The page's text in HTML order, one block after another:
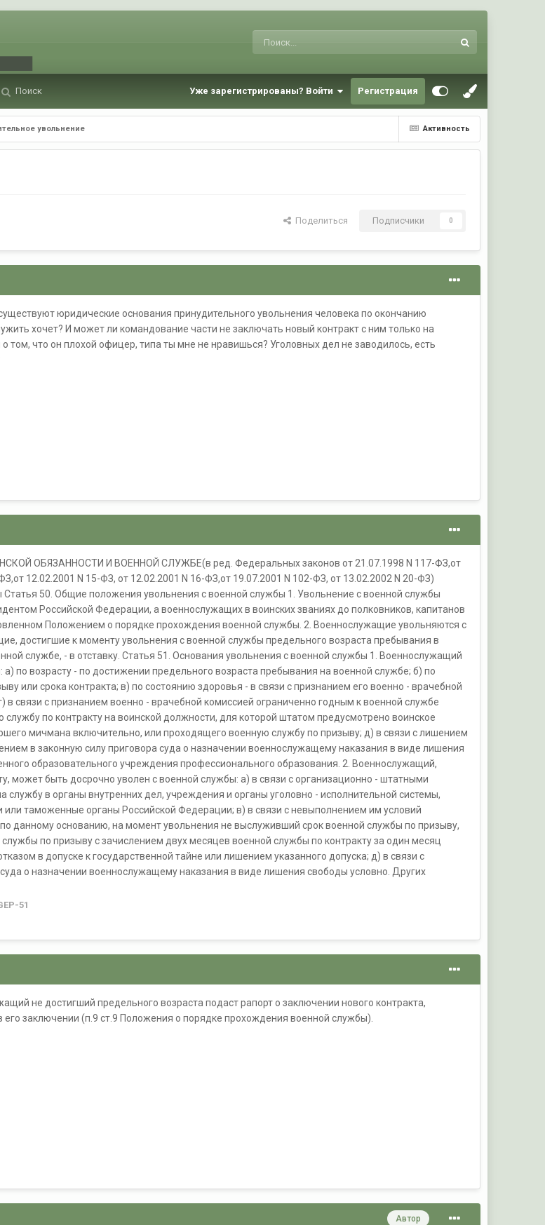
Поиск Уже зарегистрированы? Войти Регистрация
Активность
увольнение
Поделиться Подписчики 0
юридические основания принудительного увольнения человека по окончанию
хочет? И может ли командование части не заключать новый контракт с ним только на
том, что он плохой офицер, типа ты мне не нравишься? Уголовных дел не заводилось, есть
ОБЯЗАННОСТИ И ВОЕННОЙ СЛУЖБЕ(в ред. Федеральных законов от 21.07.1998 N 117-ФЗ,от
12.02.2001 N 15-ФЗ, от 12.02.2001 N 16-ФЗ,от 19.07.2001 N 102-ФЗ, от 13.02.2002 N 20-ФЗ)
50. Общие положения увольнения с военной службы 1. Увольнение с военной службы
Российской Федерации, а военнослужащих в воинских званиях до полковников, капитанов
Положением о порядке прохождения военной службы. 2. Военнослужащие увольняются с
достигшие к моменту увольнения с военной службы предельного возраста пребывания в
службе, - в отставку. Статья 51. Основания увольнения с военной службы 1. Военнослужащий
по возрасту - по достижении предельного возраста пребывания на военной службе; б) по
или срока контракта; в) по состоянию здоровья - в связи с признанием его военно - врачебной
в связи с признанием военно - врачебной комиссией ограниченно годным к военной службе
по контракту на воинской должности, для которой штатом предусмотрено воинское
мичмана включительно, или проходящего военную службу по призыву; д) в связи с лишением
в законную силу приговора суда о назначении военнослужащему наказания в виде лишения
образовательного учреждения профессионального образования. 2. Военнослужащий,
может быть досрочно уволен с военной службы: а) в связи с организационно - штатными
службу в органы внутренних дел, учреждения и органы уголовно - исполнительной системы,
таможенные органы Российской Федерации; в) в связи с невыполнением им условий
данному основанию, на момент увольнения не выслуживший срок военной службы по призыву,
по призыву с зачислением двух месяцев военной службы по контракту за один месяц
в допуске к государственной тайне или лишением указанного допуска; д) в связи с
о назначении военнослужащему наказания в виде лишения свободы условно. Других
51
не достигший предельного возраста подаст рапорт о заключении нового контракта,
заключении (п.9 ст.9 Положения о порядке прохождения военной службы).
Автор